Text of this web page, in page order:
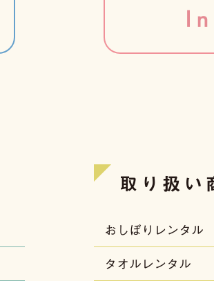
取り扱い
おしぼりレンタル
タオルレンタル